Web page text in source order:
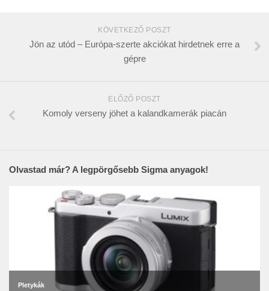
KÖVETKEZŐ POSZT
Jön az utód – Európa-szerte akciókat hirdetnek erre a
gépre
ELŐZŐ POSZT
Komoly verseny jöhet a kalandkamerák piacán
Olvastad már? A legpörgősebb Sigma anyagok!